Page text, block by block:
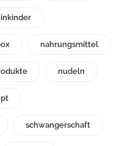
nahrungsmittel
nudeln
schwangerschaft